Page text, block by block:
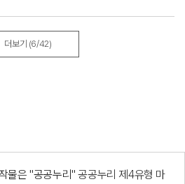
더보기 (6/42)
물은 "공공누리"공공누리 제4유형 마